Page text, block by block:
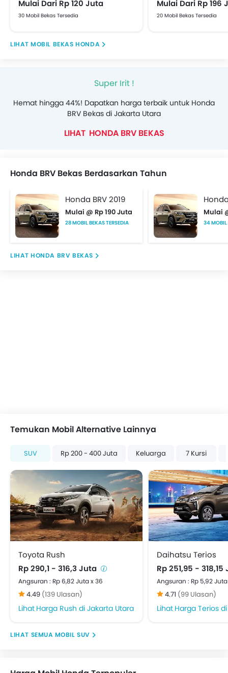
Mulai Dari Rp 120 Juta
30 Mobil Bekas Tersedia
Mulai Dari Rp 196
20 Mobil Bekas Tersedia
MOBIL BEKAS HONDA
Super Irit !
Hemat hingga 44%! Dapatkan harga terbaik untuk Honda
BRV Bekas di Jakarta Utara
HONDA BRV BEKAS
Honda BRV Bekas Berdasarkan Tahun
Honda BRV 2019
Mulai @ Rp 190 Juta
28 MOBIL BEKAS TERSEDIA
Mulai
34 MOBIL
HONDA BRV BEKAS
Temukan Mobil Alternative Lainnya
SUV Rp 200 - 400 Juta Keluarga 7 Kursi
Toyota Rush
Rp 290,1 - 316,3 Juta
Angsuran : Rp 6,82 Juta x 36
4.49 (139 Ulasan)
Harga Rush di Jakarta Utara
Daihatsu Terios
Rp 251,95 -
Angsuran : Rp 5,92
4.71 (99 Ulasan)
Harga Terios di
MOBIL SUV